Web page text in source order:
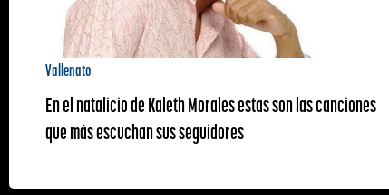
Vallenato
En el natalicio de Kaleth Morales estas son las canciones
que más escuchan sus seguidores